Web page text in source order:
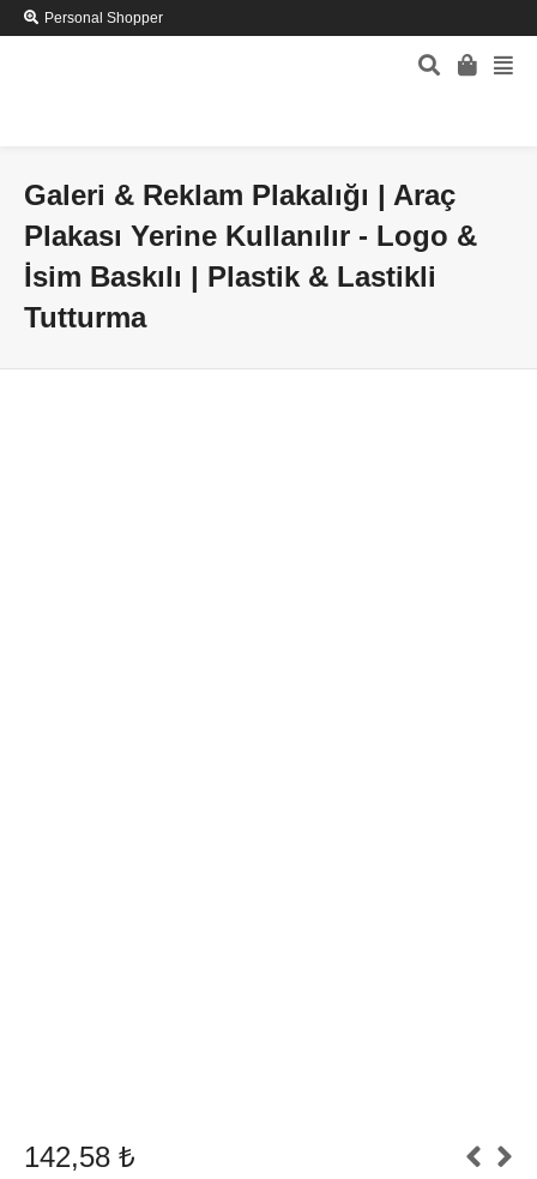
Personal Shopper
Galeri & Reklam Plakalığı | Araç
Plakası Yerine Kullanılır - Logo &
İsim Baskılı | Plastik & Lastikli
Tutturma
142,58 ₺